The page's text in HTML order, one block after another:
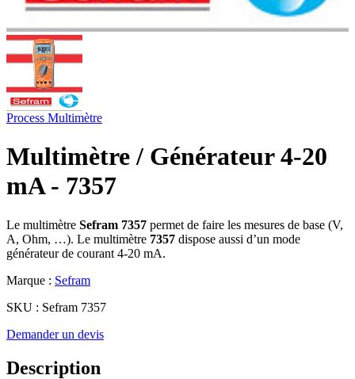
Process Multimètre
Multimètre / Générateur 4-20
mA - 7357
Le multimètre Sefram 7357 permet de faire les mesures de base (V,
A, Ohm, …). Le multimètre 7357 dispose aussi d’un mode
générateur de courant 4-20 mA.
Marque : Sefram
SKU : Sefram 7357
Demander un devis
Description